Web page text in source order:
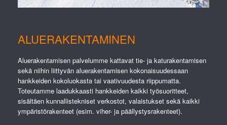
ALUERAKENTAMINEN
Aluerakentamisen palvelumme kattavat tie- ja katurakentamisen
sekä niihin liittyvän aluerakentamisen kokonaisuudessaan
hankkeiden kokoluokasta tai vaativuudesta riippumatta.
Toteutamme laadukkaasti hankkeiden kaikki työsuoritteet,
sisältäen kunnallistekniset verkostot, valaistukset sekä kaikki
ympäristörakenteet (esim. viher- ja päällystysrakenteet).